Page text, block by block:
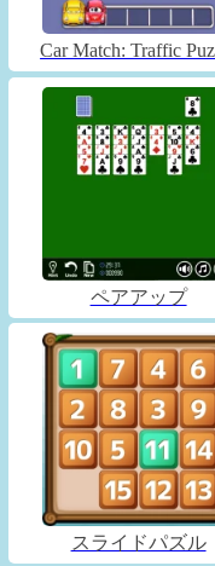
Car Match: Traffic
ペアアップ
スライドパズル